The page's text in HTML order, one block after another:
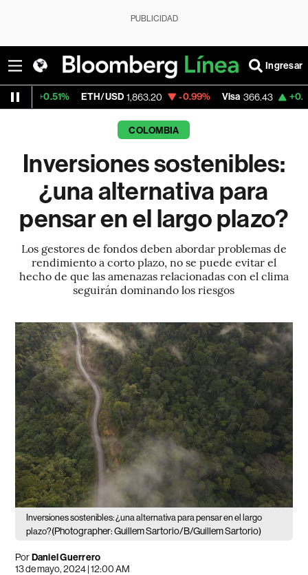
PUBLICIDAD
Ingresar
ETH/USD 1,863.20 -0.99% Visa 366.43 +0.08%
COLOMBIA
Inversiones sostenibles:
¿una alternativa para
pensar en el largo plazo?
Los gestores de fondos deben abordar problemas de
rendimiento a corto plazo, no se puede evitar el
hecho de que las amenazas relacionadas con el clima
seguirán dominando los riesgos
Inversiones sostenibles: ¿una alternativa para pensar en el largo
plazo?(Photographer: Guillem Sartorio/B/Guillem Sartorio)
PorDaniel Guerrero
13 de mayo, 2024 | 12:00 AM